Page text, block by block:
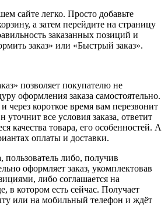
сайте легко. Просто добавьте
а затем перейдите на страницу
заказанных позиций и
заказ» или «Быстрый заказ».
позволяет покупателю не
оформления заказа самостоятельно.
через короткое время вам перезвонит
все условия заказа, ответит
качества товара, его особенностей. А
оплаты и доставки.
пользователь либо, получив
оформляет заказ, укомплектовав
либо соглашается на
в котором есть сейчас. Получает
или на мобильный телефон и ждёт